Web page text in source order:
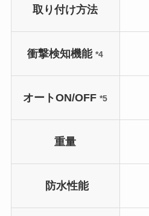
取り付け方法
衝撃検知機能*4
オートON/OFF*5
重量
防水性能